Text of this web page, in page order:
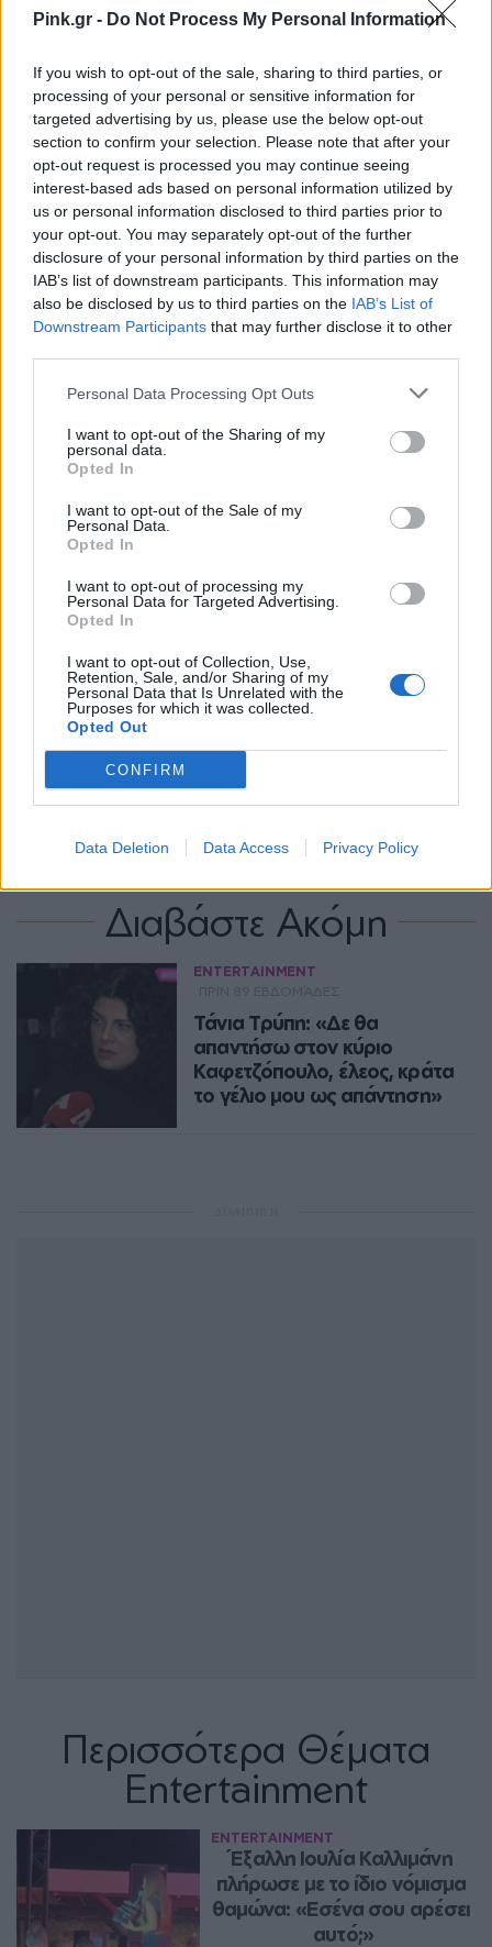
Pink.gr - Do Not Process My Personal Information
If you wish to opt-out of the sale, sharing to third parties, or
processing of your personal or sensitive information for
targeted advertising by us, please use the below opt-out
section to confirm your selection. Please note that after your
opt-out request is processed you may continue seeing
interest-based ads based on personal information utilized by
us or personal information disclosed to third parties prior to
your opt-out. You may separately opt-out of the further
disclosure of your personal information by third parties on the
IAB’s list of downstream participants. This information may
also be disclosed by us to third parties on the IAB’s List of
Downstream Participants that may further disclose it to other
Personal Data Processing Opt Outs
I want to opt-out of the Sharing of my
personal data.
Opted In
I want to opt-out of the Sale of my
Personal Data.
Opted In
I want to opt-out of processing my
Personal Data for Targeted Advertising.
Opted In
I want to opt-out of Collection, Use,
Retention, Sale, and/or Sharing of my
Personal Data that Is Unrelated with the
Purposes for which it was collected.
Opted Out
CONFIRM
Data Deletion Data Access Privacy Policy
Και στο τέλος της συνέντευξης, δήλωσε και την
επιθυμία της για τα επόμενα χρόνια, εξηγώντας
πως θα ήθελε να μένει κάπου κοντά στη θάλασσα:
«Κοντά στη θάλασσα θα ήθελα να πάω», είπε
χαρακτηριστικά.
ΔΙΑΦΗΜΙΣΗ
Ακολουθήστε το Pink.gr στο
μάθετε πρώτοιτα πιο hot νέα
Ακολουθήστε το Pink.gr και στοInstagram
Διαβάστε Ακόμη
ENTERTAINMENT
Τάνια Τρύπη: «Δε θα
απαντήσω στον κύριο
Καφετζόπουλο, έλεος, κράτα
το γέλιο μου ως απάντηση»
Περισσότερα Θέματα
Entertainment
ENTERTAINMENT
Έξαλλη Ιουλία Καλλιμάνη
πλήρωσε με το ίδιο νόμισμα
θαμώνα: «Εσένα σου αρέσει
αυτό;»